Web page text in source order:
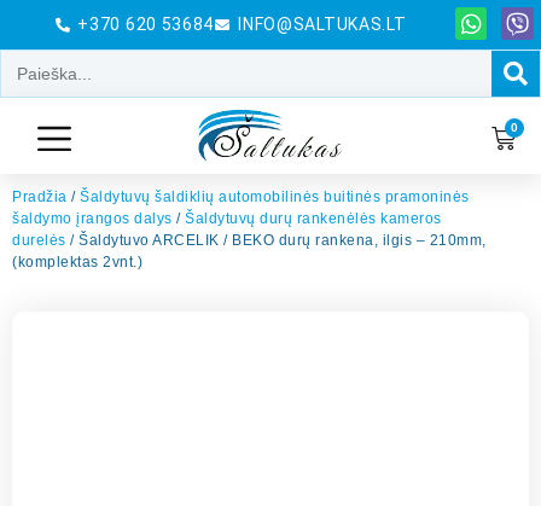
+370 620 53684 INFO@SALTUKAS.LT
0
Pradžia / Šaldytuvų šaldiklių automobilinės buitinės pramoninės
šaldymo įrangos dalys / Šaldytuvų durų rankenėlės kameros
durelės / Šaldytuvo ARCELIK / BEKO durų rankena, ilgis – 210mm,
(komplektas 2vnt.)